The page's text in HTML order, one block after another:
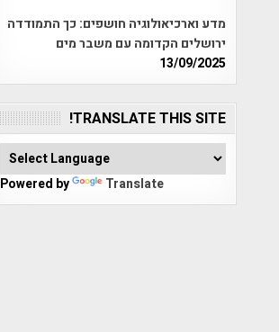
מדע וארכיאולוגיה חושפים: כך התמודדה
ירושלים הקדומה עם משבר מים
13/09/2025
TRANSLATE THIS SITE!
Powered by Translate